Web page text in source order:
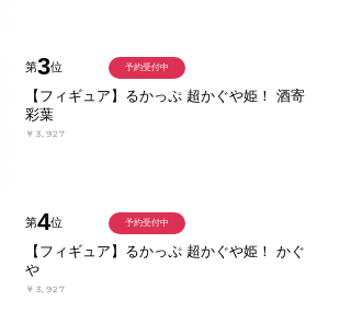
第3位
【フィギュア】るかっぷ 超かぐや姫！ 酒寄
彩葉
￥3,927
予約受付中
第4位
【フィギュア】るかっぷ 超かぐや姫！ かぐ
や
￥3,927
予約受付中